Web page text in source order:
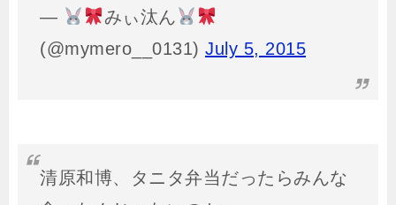
—
みぃ汰ん
(@mymero__0131) July 5, 2015
清原和博、タニタ弁当だったらみんな